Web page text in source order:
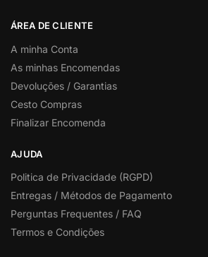
ÁREA DE CLIENTE
A minha Conta
As minhas Encomendas
Devoluções / Garantias
Cesto Compras
Finalizar Encomenda
AJUDA
Politica de Privacidade (RGPD)
Entregas / Métodos de Pagamento
Perguntas Frequentes / FAQ
Termos e Condições